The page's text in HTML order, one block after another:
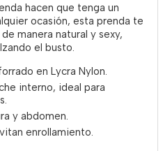
hacen que tenga un
ocasión, esta prenda te
manera natural y sexy,
el busto.
en Lycra Nylon.
interno, ideal para
y abdomen.
enrollamiento.